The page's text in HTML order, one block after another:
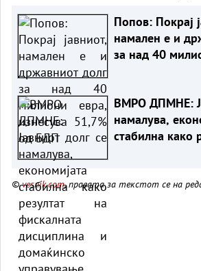
Попов: Покрај јавниот,
намален е и
за над 40
ВМРО ДПМНЕ:
намалува,
стабилна како
©vesnik.com, правата за текстот се на